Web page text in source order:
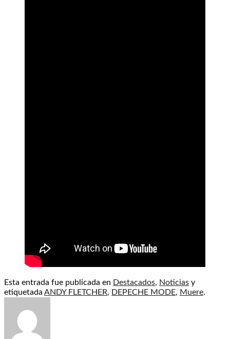
Esta entrada fue publicada en Destacados, Noticias y
etiquetada ANDY FLETCHER, DEPECHE MODE, Muere.